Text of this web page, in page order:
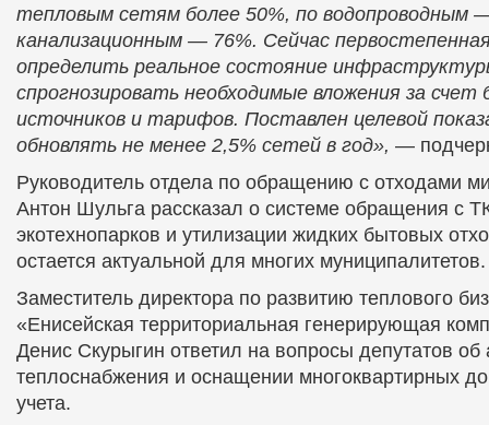
тепловым сетям более 50%, по водопроводным
канализационным — 76%. Сейчас
определить реальное состояние
спрогнозировать необходимые вложения за
источников и тарифов. Поставлен целевой
обновлять не менее 2,5% сетей в год», —
Руководитель отдела по обращению с отходами
Антон Шульга рассказал о системе обращения с
экотехнопарков и утилизации жидких бытовых
остается актуальной для многих муниципалитетов.
Заместитель директора по развитию теплового
«Енисейская территориальная генерирующая
Денис Скурыгин ответил на вопросы депутатов об
теплоснабжения и оснащении многоквартирных
учета.